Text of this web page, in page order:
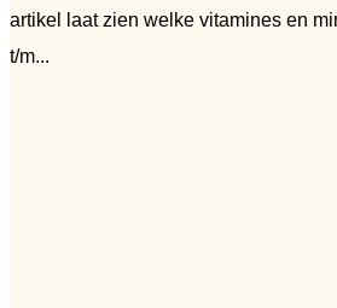
artikel laat zien welke vitamines en
t/m...